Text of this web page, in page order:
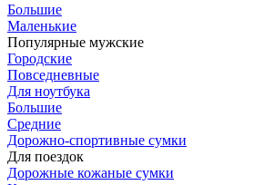
Большие
Маленькие
Популярные мужские
Городские
Повседневные
Для ноутбука
Большие
Средние
Дорожно-спортивные сумки
Для поездок
Дорожные кожаные сумки